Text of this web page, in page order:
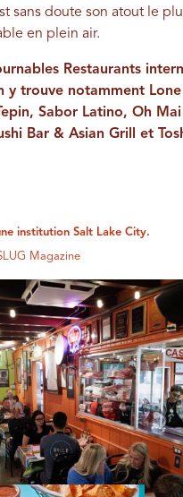
sans doute son atout le
en plein air.
Restaurants
y trouve notamment
Sabor Latino, Oh
Bar & Asian Grill et
institution Salt Lake City.
Magazine